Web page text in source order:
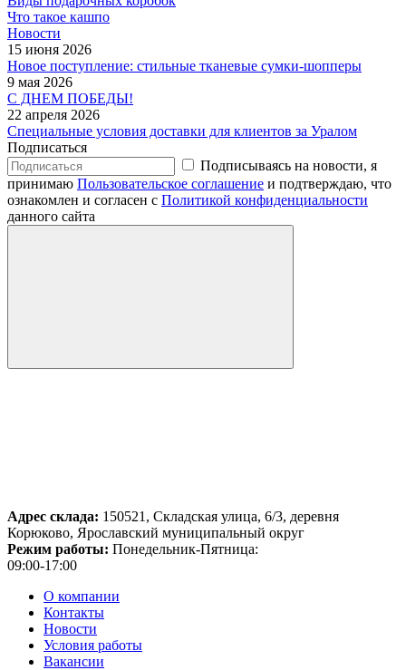
Что такое кашпо
Новости
15 июня 2026
Новое поступление: стильные тканевые сумки-шопперы
9 мая 2026
С ДНЕМ ПОБЕДЫ!
22 апреля 2026
Специальные условия доставки для клиентов за Уралом
Подписаться
Подписываясь на новости, я
принимаю Пользовательское соглашение и подтверждаю, что
ознакомлен и согласен с Политикой конфиденциальности
данного сайта
Адрес склада: 150521, Складская улица, 6/3, деревня
Корюково, Ярославский муниципальный округ
Режим работы: Понедельник-Пятница:
09:00-17:00
О компании
Контакты
Новости
Условия работы
Вакансии